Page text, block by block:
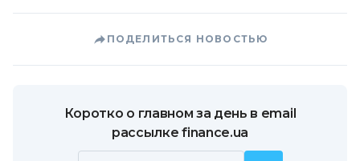
ПОДЕЛИТЬСЯ НОВОСТЬЮ
Коротко о главном за день в email
рассылке finance.ua